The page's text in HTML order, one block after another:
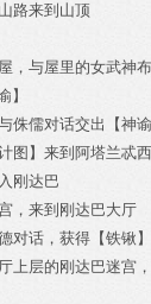
路来到山顶
，与屋里的女武神
】
侏儒对话交出【神
图】来到阿塔兰忒
刚达巴
，来到刚达巴大厅
对话，获得【铁锹】
上层的刚达巴迷宫